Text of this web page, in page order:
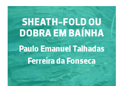
FENDAS DE TRACÇÃO
Raquel Antunes
SHEATH-FOLD OU
DOBRA EM BAÍNHA
Paulo Emanuel Talhadas
Ferreira da Fonseca